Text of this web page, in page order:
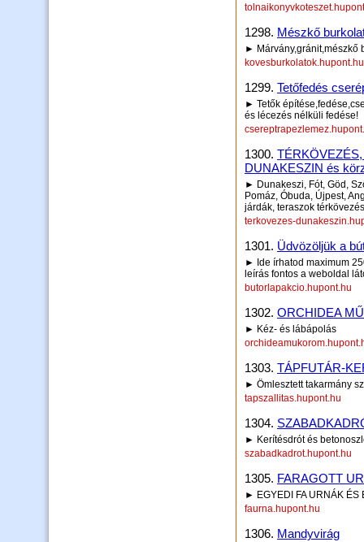
1298. Mészkő
► Márvány,gránit,mészkő
kovesburkolatok.hupont.hu
1299. Tetőfedés
► Tetők
és lécezés nélküli fedése!
1300.
DUNAKESZIN és
► Dunakeszi, Fót, Göd,
Pomáz, Óbuda, Újpest,
járdák, teraszok
terkovezes-
1301. Üdvözöljük a
► Ide írhatod maximum
leírás fontos a weboldal
butorlapakcio.hupont.hu
1302. ORCHIDEA
► Kéz- és lábápolás
1303. TÁPFUTÁR-
► Ömlesztett takarmány
tapszallitas.hupont.hu
1304.
► Kerítésdrót és
szabadkadrot.hupont.hu
1305. FARAGOTT
► EGYEDI FA URNÁK ÉS
faurna.hupont.hu
1306. Mandyvirág